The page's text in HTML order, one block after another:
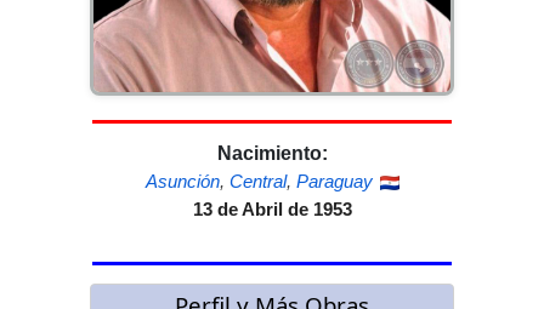
Nacimiento:
Asunción, Central, Paraguay
13 de Abril de 1953